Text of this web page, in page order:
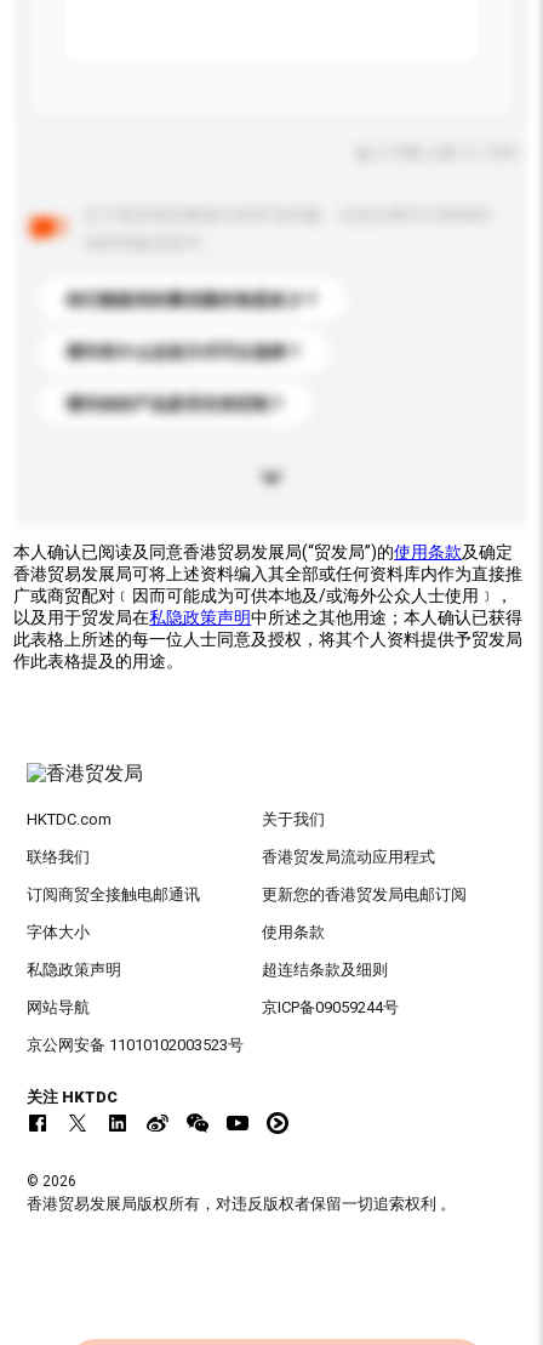
你们能提供的最优惠价格是多少？
请问有什么运送方式可以选择？
请问你的产品是否支持定制？
本人确认已阅读及同意香港贸易发展局(“贸发局”)的使用条款及确定
香港贸易发展局可将上述资料编入其全部或任何资料库内作为直接推
广或商贸配对﹝因而可能成为可供本地及/或海外公众人士使用﹞，
以及用于贸发局在私隐政策声明中所述之其他用途；本人确认已获得
此表格上所述的每一位人士同意及授权，将其个人资料提供予贸发局
作此表格提及的用途。
HKTDC.com 关于我们
联络我们 香港贸发局流动应用程式
订阅商贸全接触电邮通讯 更新您的香港贸发局电邮订阅
字体大小 使用条款
私隐政策声明 超连结条款及细则
网站导航 京ICP备09059244号
京公网安备 11010102003523号
关注 HKTDC
© 2026
香港贸易发展局版权所有，对违反版权者保留一切追索权利 。